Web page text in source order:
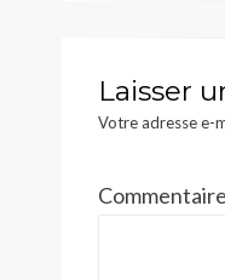
Laisser
Votre adresse e-
Commentaire